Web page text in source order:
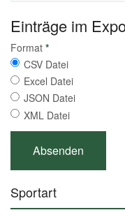
Einträge im
Format *
CSV Datei
Excel Datei
JSON Datei
XML Datei
Sportart